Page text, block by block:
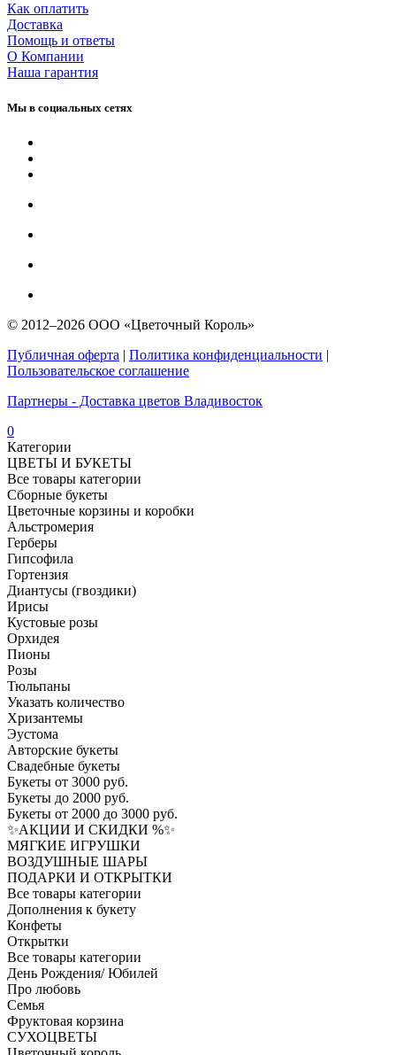
Как оплатить
Доставка
Помощь и ответы
О Компании
Наша гарантия
Мы в социальных сетях
© 2012–2026 ООО «Цветочный Король»
Публичная оферта | Политика конфиденциальности |
Пользовательское соглашение
Партнеры - Доставка цветов Владивосток
0
Категории
ЦВЕТЫ И БУКЕТЫ
Все товары категории
Сборные букеты
Цветочные корзины и коробки
Альстромерия
Герберы
Гипсофила
Гортензия​
Диантусы (гвоздики)
Ирисы
Кустовые розы
Орхидея
Пионы
Розы
Тюльпаны
Указать количество
Хризантемы
Эустома
Авторские букеты
Свадебные букеты
Букеты от 3000 руб.
Букеты до 2000 руб.
Букеты от 2000 до 3000 руб.
✨АКЦИИ И СКИДКИ %✨
МЯГКИЕ ИГРУШКИ
ВОЗДУШНЫЕ ШАРЫ
ПОДАРКИ И ОТКРЫТКИ
Все товары категории
Дополнения к букету
Конфеты
Открытки
Все товары категории
День Рождения/ Юбилей
Про любовь
Семья
Фруктовая корзина
СУХОЦВЕТЫ